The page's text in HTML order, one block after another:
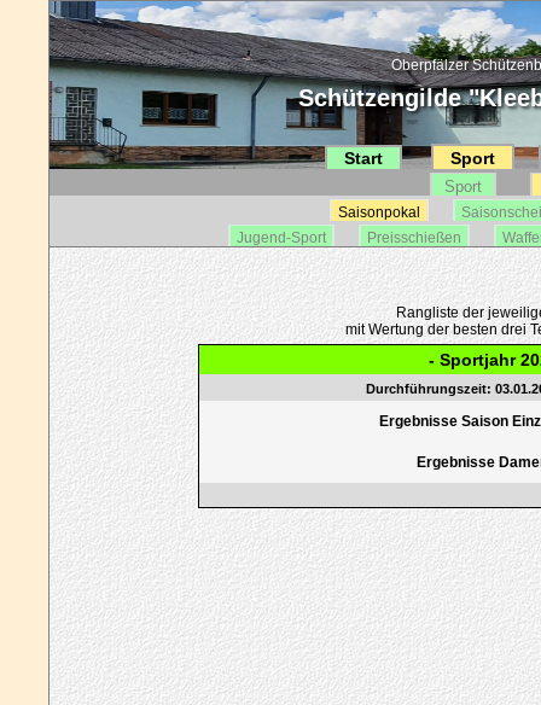
Oberpfälzer
Schützengilde
Start Sport
Sport
Saisonpokal
Jugend-Sport
Preisschießen
Rangliste der
mit Wertung der besten drei
- Sportjahr
Durchführungszeit:
Ergebnisse Saison
Ergebnisse